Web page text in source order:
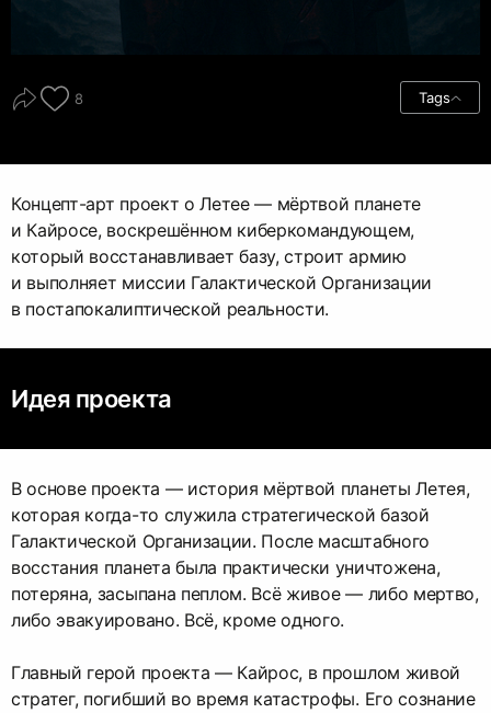
8 Tags
Концепт-арт проект о Летее — мёртвой планете
и Кайросе, воскрешённом киберкомандующем,
который восстанавливает базу, строит армию
и выполняет миссии Галактической Организации
в постапокалиптической реальности.
Идея проекта
В основе проекта — история мёртвой планеты Летея,
которая когда-то служила стратегической базой
Галактической Организации. После масштабного
восстания планета была практически уничтожена,
потеряна, засыпана пеплом. Всё живое — либо мертво,
либо эвакуировано. Всё, кроме одного.
Главный герой проекта — Кайрос, в прошлом живой
стратег, погибший во время катастрофы. Его сознание